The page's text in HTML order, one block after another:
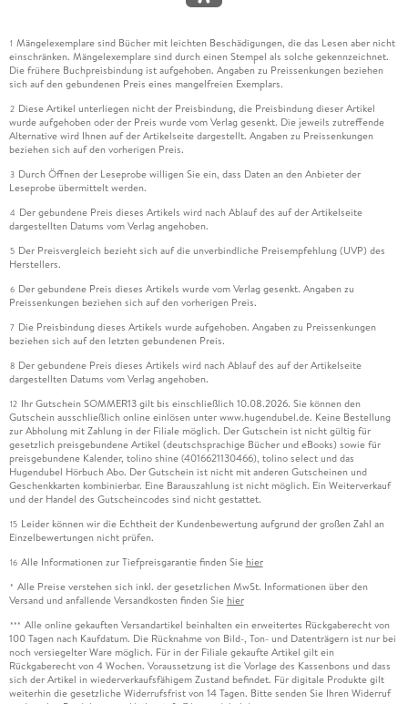
1 Mängelexemplare sind Bücher mit leichten Beschädigungen, die das Lesen aber nicht
einschränken. Mängelexemplare sind durch einen Stempel als solche gekennzeichnet.
Die frühere Buchpreisbindung ist aufgehoben. Angaben zu Preissenkungen beziehen
sich auf den gebundenen Preis eines mangelfreien Exemplars.
2 Diese Artikel unterliegen nicht der Preisbindung, die Preisbindung dieser Artikel
wurde aufgehoben oder der Preis wurde vom Verlag gesenkt. Die jeweils zutreffende
Alternative wird Ihnen auf der Artikelseite dargestellt. Angaben zu Preissenkungen
beziehen sich auf den vorherigen Preis.
3 Durch Öffnen der Leseprobe willigen Sie ein, dass Daten an den Anbieter der
Leseprobe übermittelt werden.
4 Der gebundene Preis dieses Artikels wird nach Ablauf des auf der Artikelseite
dargestellten Datums vom Verlag angehoben.
5 Der Preisvergleich bezieht sich auf die unverbindliche Preisempfehlung (UVP) des
Herstellers.
6 Der gebundene Preis dieses Artikels wurde vom Verlag gesenkt. Angaben zu
Preissenkungen beziehen sich auf den vorherigen Preis.
7 Die Preisbindung dieses Artikels wurde aufgehoben. Angaben zu Preissenkungen
beziehen sich auf den letzten gebundenen Preis.
8 Der gebundene Preis dieses Artikels wird nach Ablauf des auf der Artikelseite
dargestellten Datums vom Verlag angehoben.
12 Ihr Gutschein SOMMER13 gilt bis einschließlich 10.08.2026. Sie können den
Gutschein ausschließlich online einlösen unter www.hugendubel.de. Keine Bestellung
zur Abholung mit Zahlung in der Filiale möglich. Der Gutschein ist nicht gültig für
gesetzlich preisgebundene Artikel (deutschsprachige Bücher und eBooks) sowie für
preisgebundene Kalender, tolino shine (4016621130466), tolino select und das
Hugendubel Hörbuch Abo. Der Gutschein ist nicht mit anderen Gutscheinen und
Geschenkkarten kombinierbar. Eine Barauszahlung ist nicht möglich. Ein Weiterverkauf
und der Handel des Gutscheincodes sind nicht gestattet.
15 Leider können wir die Echtheit der Kundenbewertung aufgrund der großen Zahl an
Einzelbewertungen nicht prüfen.
16 Alle Informationen zur Tiefpreisgarantie finden Sie hier
* Alle Preise verstehen sich inkl. der gesetzlichen MwSt. Informationen über den
Versand und anfallende Versandkosten finden Sie hier
*** Alle online gekauften Versandartikel beinhalten ein erweitertes Rückgaberecht von
100 Tagen nach Kaufdatum. Die Rücknahme von Bild-, Ton- und Datenträgern ist nur bei
noch versiegelter Ware möglich. Für in der Filiale gekaufte Artikel gilt ein
Rückgaberecht von 4 Wochen. Voraussetzung ist die Vorlage des Kassenbons und dass
sich der Artikel in wiederverkaufsfähigem Zustand befindet. Für digitale Produkte gilt
weiterhin die gesetzliche Widerrufsfrist von 14 Tagen. Bitte senden Sie Ihren Widerruf